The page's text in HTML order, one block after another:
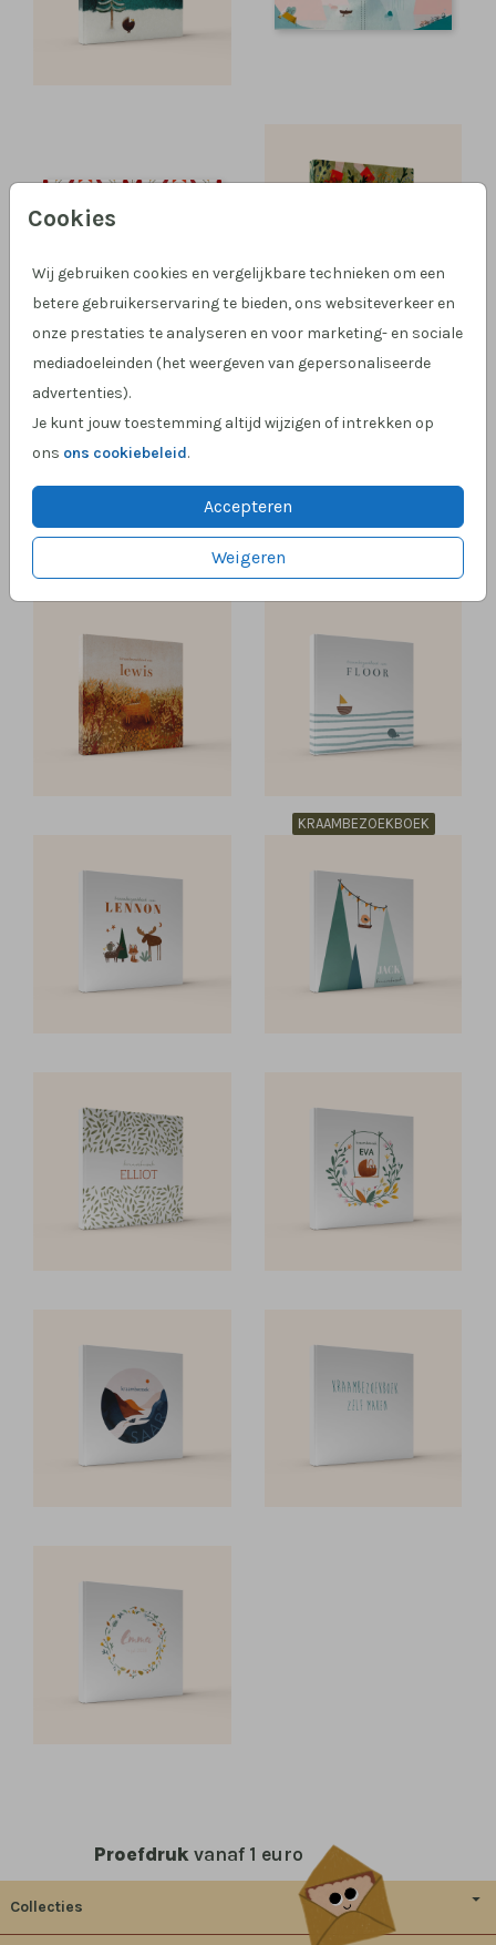
Cookies
Wij gebruiken cookies en vergelijkbare technieken om een
betere gebruikerservaring te bieden, ons websiteverkeer en
onze prestaties te analyseren en voor marketing- en sociale
mediadoeleinden (het weergeven van gepersonaliseerde
advertenties).
Je kunt jouw toestemming altijd wijzigen of intrekken op
ons ons cookiebeleid.
Accepteren
Weigeren
KRAAMBEZOEKBOEK
Proefdruk vanaf 1 euro
Collecties